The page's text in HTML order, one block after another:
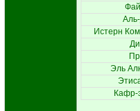
Истерн
Эль